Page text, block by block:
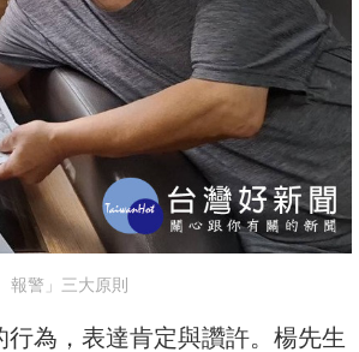
報警」三大原則
為，表達肯定與讚許。楊先生